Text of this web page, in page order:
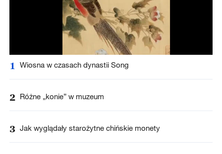
1 Wiosna w czasach dynastii Song
2 Różne „konie” w muzeum
3 Jak wyglądały starożytne chińskie monety